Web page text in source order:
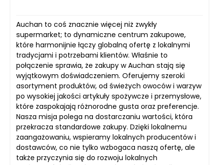
Auchan to coś znacznie więcej niż zwykły
supermarket; to dynamiczne centrum zakupowe,
które harmonijnie łączy globalną ofertę z lokalnymi
tradycjami i potrzebami klientów. Właśnie to
połączenie sprawia, że zakupy w Auchan stają się
wyjątkowym doświadczeniem. Oferujemy szeroki
asortyment produktów, od świeżych owoców i warzyw
po wysokiej jakości artykuły spożywcze i przemysłowe,
które zaspokajają różnorodne gusta oraz preferencje.
Nasza misja polega na dostarczaniu wartości, która
przekracza standardowe zakupy. Dzięki lokalnemu
zaangażowaniu, wspieramy lokalnych producentów i
dostawców, co nie tylko wzbogaca naszą ofertę, ale
także przyczynia się do rozwoju lokalnych